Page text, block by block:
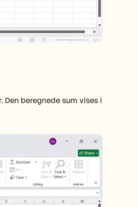
beregnede sum vises i